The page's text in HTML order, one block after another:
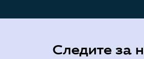
Следите за